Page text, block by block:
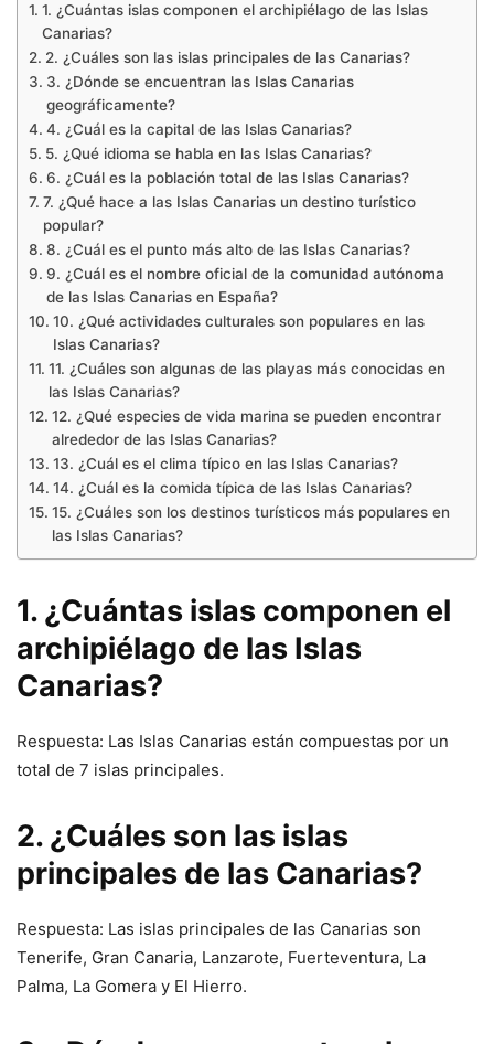
1. ¿Cuántas islas componen el archipiélago de las Islas
Canarias?
2. ¿Cuáles son las islas principales de las Canarias?
3. ¿Dónde se encuentran las Islas Canarias
geográficamente?
4. ¿Cuál es la capital de las Islas Canarias?
5. ¿Qué idioma se habla en las Islas Canarias?
6. ¿Cuál es la población total de las Islas Canarias?
7. ¿Qué hace a las Islas Canarias un destino turístico
popular?
8. ¿Cuál es el punto más alto de las Islas Canarias?
9. ¿Cuál es el nombre oficial de la comunidad autónoma
de las Islas Canarias en España?
10. ¿Qué actividades culturales son populares en las
Islas Canarias?
11. ¿Cuáles son algunas de las playas más conocidas en
las Islas Canarias?
12. ¿Qué especies de vida marina se pueden encontrar
alrededor de las Islas Canarias?
13. ¿Cuál es el clima típico en las Islas Canarias?
14. ¿Cuál es la comida típica de las Islas Canarias?
15. ¿Cuáles son los destinos turísticos más populares en
las Islas Canarias?
1. ¿Cuántas islas componen el
archipiélago de las Islas
Canarias?
Respuesta: Las Islas Canarias están compuestas por un
total de 7 islas principales.
2. ¿Cuáles son las islas
principales de las Canarias?
Respuesta: Las islas principales de las Canarias son
Tenerife, Gran Canaria, Lanzarote, Fuerteventura, La
Palma, La Gomera y El Hierro.